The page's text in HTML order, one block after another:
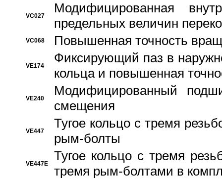
VC027
Модифицированная
предельных величин
VC068 Повышенная точность
VE174
Фиксирующий паз в
кольца и повышенная
VE240
Модифицированный
смещения
VE447
Тугое кольцо с тремя
рым-болты
VE447E
Тугое кольцо с тремя
тремя рым-болтами в